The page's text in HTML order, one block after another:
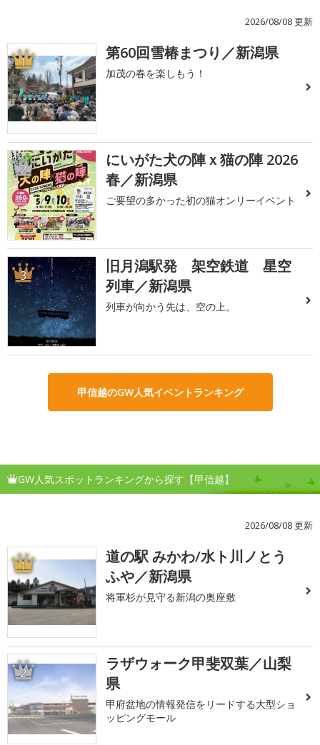
2026/08/08 更新
1 第60回雪椿まつり／新潟県
加茂の春を楽しもう！
2
にいがた犬の陣ｘ猫の陣 2026
春／新潟県
ご要望の多かった初の猫オンリーイベント
3
旧月潟駅発 架空鉄道 星空
列車／新潟県
列車が向かう先は、空の上。
甲信越のGW人気イベントランキング
GW人気スポットランキングから探す【甲信越】
2026/08/08 更新
1
道の駅 みかわ/水ト川ノとう
ふや／新潟県
将軍杉が見守る新潟の奥座敷
2
ラザウォーク甲斐双葉／山梨
県
甲府盆地の情報発信をリードする大型ショ
ッピングモール